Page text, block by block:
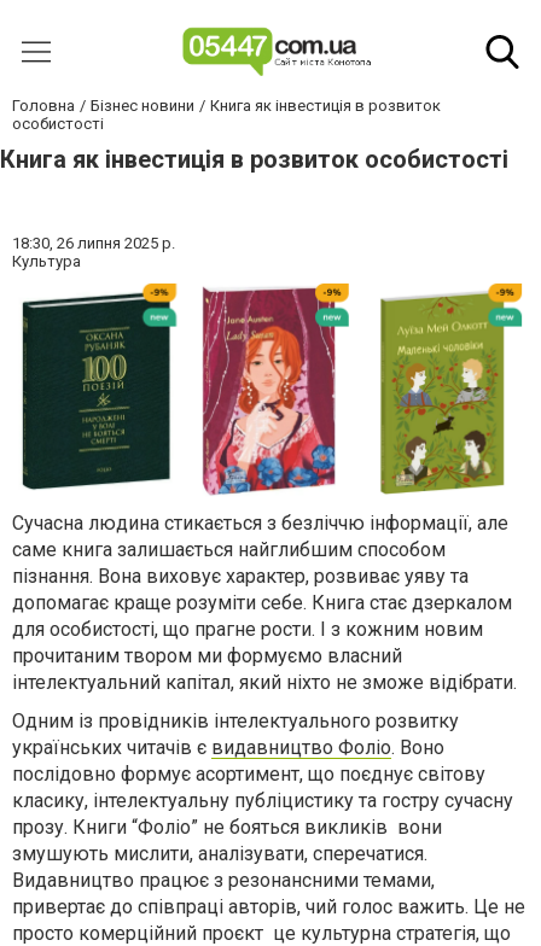
Головна Бізнес новини
Книга як інвестиція в розвиток
особистості
Книга як інвестиція в розвиток особистості
18:30, 26 липня 2025 р.
Культура
Сучасна людина стикається з безліччю інформації, але
саме книга залишається найглибшим способом
пізнання. Вона виховує характер, розвиває уяву та
допомагає краще розуміти себе. Книга стає дзеркалом
для особистості, що прагне рости. І з кожним новим
прочитаним твором ми формуємо власний
інтелектуальний капітал, який ніхто не зможе відібрати.
Одним із провідників інтелектуального розвитку
українських читачів є видавництво Фоліо. Воно
послідовно формує асортимент, що поєднує світову
класику, інтелектуальну публіцистику та гостру сучасну
прозу. Книги “Фоліо” не бояться викликів вони
змушують мислити, аналізувати, сперечатися.
Видавництво працює з резонансними темами,
привертає до співпраці авторів, чий голос важить. Це не
просто комерційний проєкт це культурна стратегія, що